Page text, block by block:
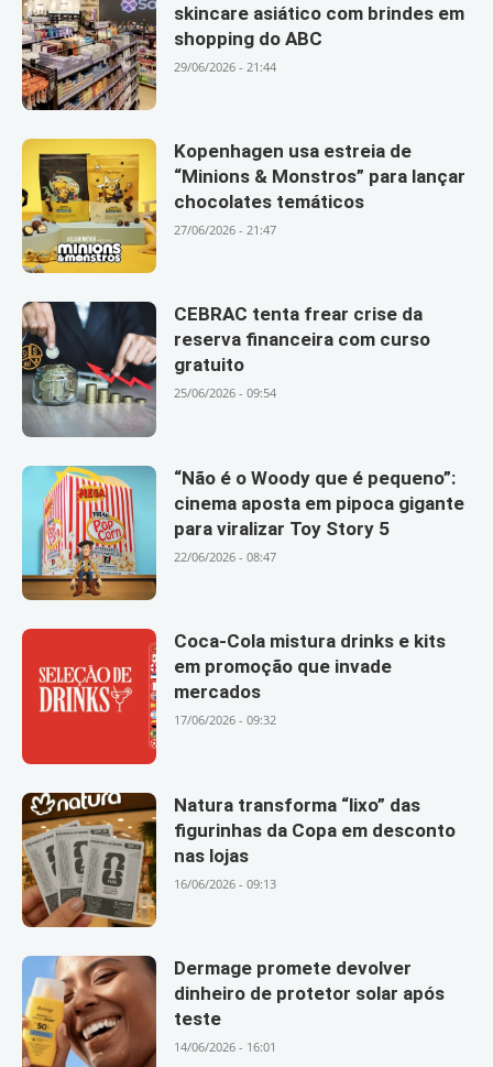
skincare asiático com brindes em
shopping do ABC
29/06/2026 - 21:44
Kopenhagen usa estreia de
“Minions & Monstros” para lançar
chocolates temáticos
27/06/2026 - 21:47
CEBRAC tenta frear crise da
reserva financeira com curso
gratuito
25/06/2026 - 09:54
“Não é o Woody que é pequeno”:
cinema aposta em pipoca gigante
para viralizar Toy Story 5
22/06/2026 - 08:47
Coca-Cola mistura drinks e kits
em promoção que invade
mercados
17/06/2026 - 09:32
Natura transforma “lixo” das
figurinhas da Copa em desconto
nas lojas
16/06/2026 - 09:13
Dermage promete devolver
dinheiro de protetor solar após
teste
14/06/2026 - 16:01